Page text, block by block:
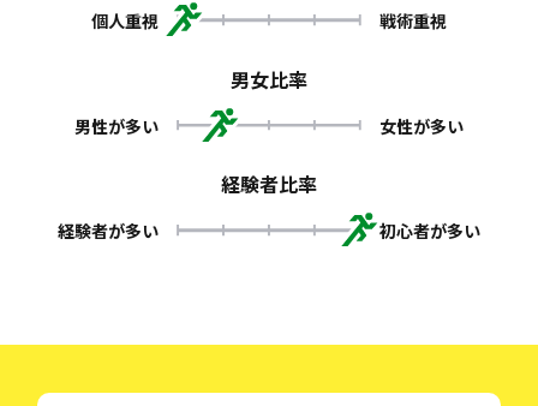
個人重視 戦術重視
男女比率
男性が多い 女性が多い
経験者比率
経験者が多い 初心者が多い